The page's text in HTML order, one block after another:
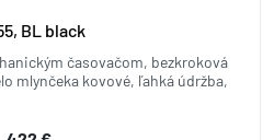
BL black
časovačom, bezkroková
mlynčeka kovové, ľahká údržba,